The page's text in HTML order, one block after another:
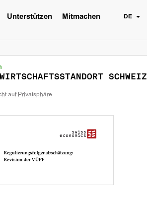
Unterstützen Mitmachen DE
SCHWEIZ
auf Privatsphäre